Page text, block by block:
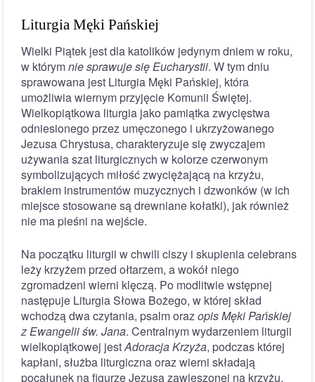
Liturgia Męki Pańskiej
Wielki Piątek jest dla katolików jedynym dniem w roku,
w którymnie sprawuje się Eucharystii. W tym dniu
sprawowana jest Liturgia Męki Pańskiej, która
umożliwia wiernym przyjęcie Komunii Świętej.
Wielkopiątkowa liturgia jako pamiątka zwycięstwa
odniesionego przez umęczonego i ukrzyżowanego
Jezusa Chrystusa, charakteryzuje się zwyczajem
używania szat liturgicznych w kolorze czerwonym
symbolizujących miłość zwyciężającą na krzyżu,
brakiem instrumentów muzycznych i dzwonków (w ich
miejsce stosowane są drewniane kołatki), jak również
nie ma pieśni na wejście.
Na początku liturgii w chwili ciszy i skupienia celebrans
leży krzyżem przed ołtarzem, a wokół niego
zgromadzeni wierni klęczą. Po modlitwie wstępnej
następuje Liturgia Słowa Bożego, w której skład
wchodzą dwa czytania, psalm orazopis Męki Pańskiej
z Ewangelii św. Jana. Centralnym wydarzeniem liturgii
wielkopiątkowej jestAdoracja Krzyża, podczas której
kapłani, służba liturgiczna oraz wierni składają
pocałunek na figurze Jezusa zawieszonej na krzyżu.